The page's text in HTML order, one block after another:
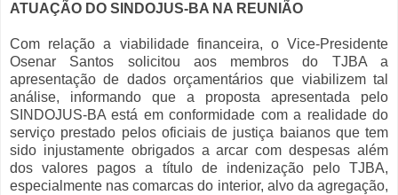
ATUAÇÃO DO SINDOJUS-BA NA REUNIÃO
Com relação a viabilidade financeira, o Vice-Presidente
Osenar Santos solicitou aos membros do TJBA a
apresentação de dados orçamentários que viabilizem tal
análise, informando que a proposta apresentada pelo
SINDOJUS-BA está em conformidade com a realidade do
serviço prestado pelos oficiais de justiça baianos que tem
sido injustamente obrigados a arcar com despesas além
dos valores pagos a título de indenização pelo TJBA,
especialmente nas comarcas do interior, alvo da agregação,